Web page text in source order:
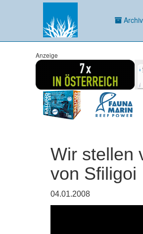
Archiv
Anzeige
Wir stellen
von Sfiligoi
04.01.2008